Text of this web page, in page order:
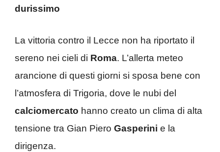
durissimo
La vittoria contro il Lecce non ha riportato il
sereno nei cieli di Roma. L’allerta meteo
arancione di questi giorni si sposa bene con
l’atmosfera di Trigoria, dove le nubi del
calciomercato hanno creato un clima di alta
tensione tra Gian Piero Gasperini e la
dirigenza.